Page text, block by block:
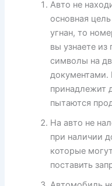
Авто не
основная
угнан, то
вы узнаете из
символы на
принадлежит
пытаются
На авто не
при наличии
которые
поставить